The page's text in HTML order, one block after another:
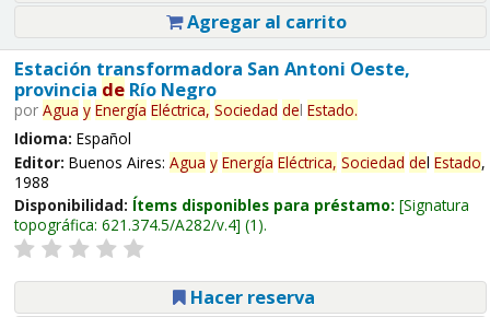
Agregar al carrito
Estación transformadora San Antoni Oeste,
provincia deRío Negro
por Agua y Energía Eléctrica, Sociedad del Estado.
Idioma: Español
Editor: Buenos Aires: Agua y Energía Eléctrica, Sociedad del Estado,
1988
Disponibilidad: Ítems disponibles para préstamo: Signatura
topográfica: 621.374.5/A282/v.4 (1).
Hacer reserva